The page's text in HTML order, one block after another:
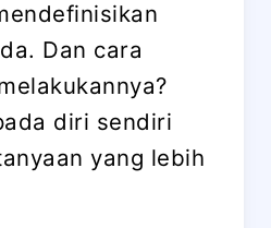
Dan cara
diri sendiri
yang lebih